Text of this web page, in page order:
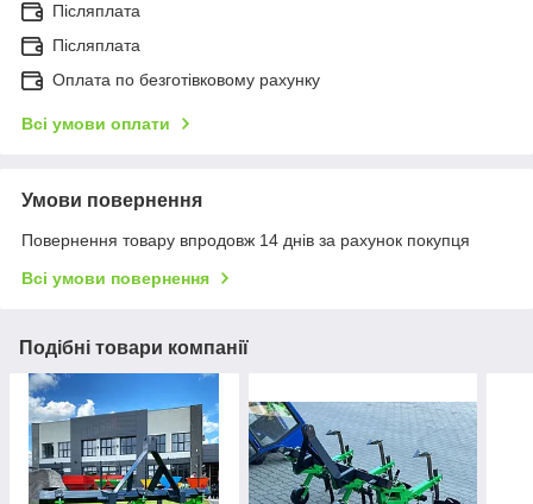
Післяплата
Післяплата
Оплата по безготівковому рахунку
Всі умови оплати
Умови повернення
Повернення товару впродовж 14 днів за рахунок покупця
Всі умови повернення
Подібні товари компанії